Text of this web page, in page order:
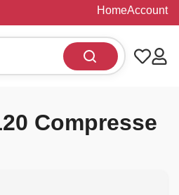
HomeAccount
Compresse